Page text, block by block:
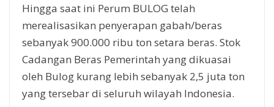
Hingga saat ini Perum BULOG telah
merealisasikan penyerapan gabah/beras
sebanyak 900.000 ribu ton setara beras. Stok
Cadangan Beras Pemerintah yang dikuasai
oleh Bulog kurang lebih sebanyak 2,5 juta ton
yang tersebar di seluruh wilayah Indonesia.